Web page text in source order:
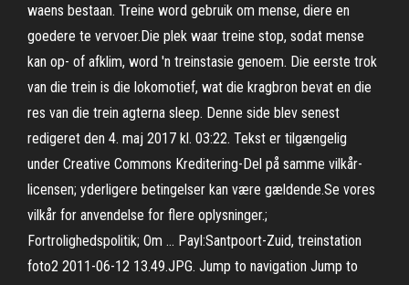
waens bestaan. Treine word gebruik om mense, diere en
goedere te vervoer.Die plek waar treine stop, sodat mense
kan op- of afklim, word 'n treinstasie genoem. Die eerste trok
van die trein is die lokomotief, wat die kragbron bevat en die
res van die trein agterna sleep. Denne side blev senest
redigeret den 4. maj 2017 kl. 03:22. Tekst er tilgængelig
under Creative Commons Kreditering-Del på samme vilkår-
licensen; yderligere betingelser kan være gældende.Se vores
vilkår for anvendelse for flere oplysninger.;
Fortrolighedspolitik; Om … Payl:Santpoort-Zuid, treinstation
foto2 2011-06-12 13.49.JPG. Jump to navigation Jump to